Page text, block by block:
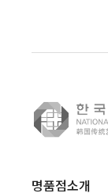
명품점소개